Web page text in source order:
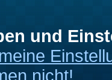
und
nicht!